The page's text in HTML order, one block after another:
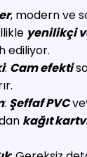
, modern ve
yenilikçi
ediliyor.
: Cam efekti
: Şeffaf PVC
kağıt